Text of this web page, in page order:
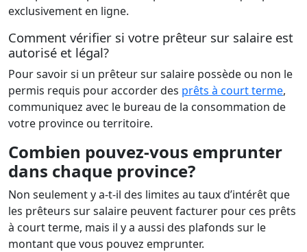
exclusivement en ligne.
Comment vérifier si votre prêteur sur salaire est
autorisé et légal?
Pour savoir si un prêteur sur salaire possède ou non le
permis requis pour accorder des prêts à court terme,
communiquez avec le bureau de la consommation de
votre province ou territoire.
Combien pouvez-vous emprunter
dans chaque province?
Non seulement y a-t-il des limites au taux d’intérêt que
les prêteurs sur salaire peuvent facturer pour ces prêts
à court terme, mais il y a aussi des plafonds sur le
montant que vous pouvez emprunter.